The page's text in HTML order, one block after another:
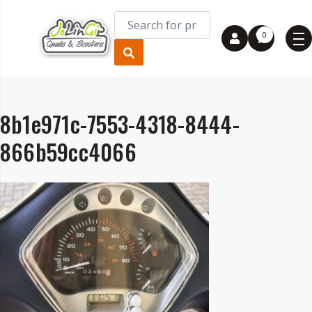
0
8b1e971c-7553-4318-8444-
866b59cc4066